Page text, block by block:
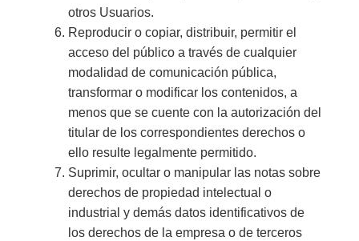
otros Usuarios.
Reproducir o copiar, distribuir, permitir el
acceso del público a través de cualquier
modalidad de comunicación pública,
transformar o modificar los contenidos, a
menos que se cuente con la autorización del
titular de los correspondientes derechos o
ello resulte legalmente permitido.
Suprimir, ocultar o manipular las notas sobre
derechos de propiedad intelectual o
industrial y demás datos identificativos de
los derechos de la empresa o de terceros